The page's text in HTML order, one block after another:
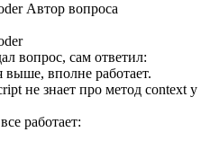
Автор вопроса
вопрос, сам ответил:
выше, вполне работает.
не знает про метод context у
работает: